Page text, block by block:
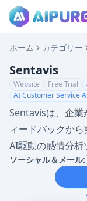
ホーム カテゴリー
Sentavis
Website Free Trial
Sentavisは、企業
ィードバックか
AI駆動の感情分析
ソーシャル＆メール: